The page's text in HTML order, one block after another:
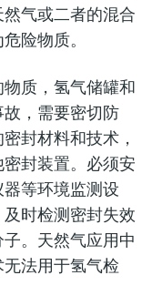
气或二者的混合
险物质。
质，氢气储罐和
，需要密切防
封材料和技术，
封装置。必须安
等环境监测设
时检测密封失效
。天然气应用中
法用于氢气检